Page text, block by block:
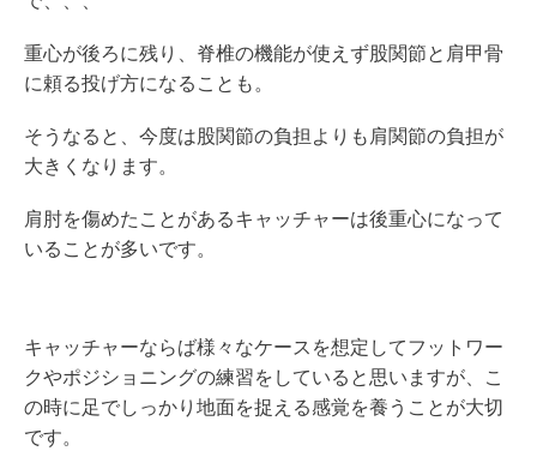
重心が後ろに残り、脊椎の機能が使えず股関節と肩甲骨
に頼る投げ方になることも。
そうなると、今度は股関節の負担よりも肩関節の負担が
大きくなります。
肩肘を傷めたことがあるキャッチャーは後重心になって
いることが多いです。
キャッチャーならば様々なケースを想定してフットワー
クやポジショニングの練習をしていると思いますが、こ
の時に足でしっかり地面を捉える感覚を養うことが大切
です。